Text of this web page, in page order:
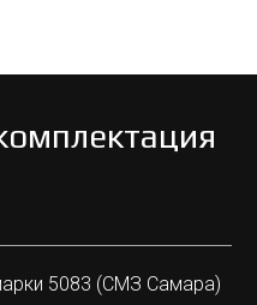
5083 (СМЗ Самара)